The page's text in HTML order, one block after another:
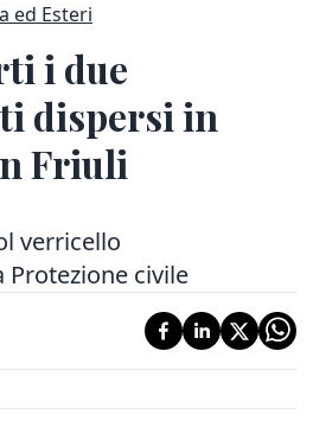
ed Esteri
i due
dispersi in
Friuli
verricello
civile